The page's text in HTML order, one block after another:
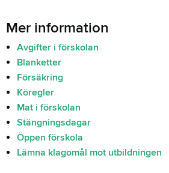
Mer information
Avgifter i förskolan
Blanketter
Försäkring
Köregler
Mat i förskolan
Stängningsdagar
Öppen förskola
Lämna klagomål mot utbildningen